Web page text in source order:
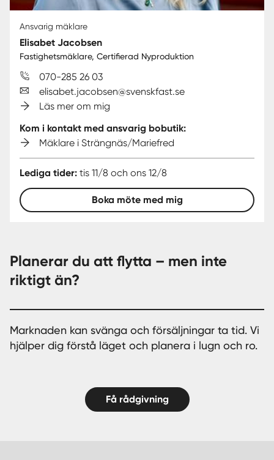
Ansvarig mäklare
Elisabet Jacobsen
Fastighetsmäklare, Certifierad Nyproduktion
070-285 26 03
elisabet.jacobsen@svenskfast.se
Läs mer om mig
Kom i kontakt med ansvarig bobutik:
Mäklare i Strängnäs/Mariefred
Lediga tider: tis 11/8 och ons 12/8
Boka möte med mig
Planerar du att flytta – men inte
riktigt än?
Marknaden kan svänga och försäljningar ta tid. Vi
hjälper dig förstå läget och planera i lugn och ro.
Få rådgivning